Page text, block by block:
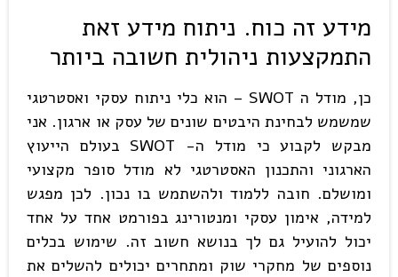
מידע זה כוח. ניתוח מידע זאת
התמקצעות ניהולית חשובה ביותר
כן, מודל ה SWOT – הוא כלי ניתוח עסקי ואסטרטגי
שמשמש לבחינת היבטים שונים של עסק או ארגון. אני
מבקש לקבוע כי מודל ה- SWOT בעולם הייעוץ
הארגוני והתכנון האסטרטגי לא מודל סופר מקצועי
ומושלם. חובה ללמוד ולהשתמש בו נכון. לכן מפגש
למידה, אימון עסקי ומנטורינג בפורמט אחד על אחד
יכול להועיל גם לך בנושא חשוב זה. שימוש בכלים
נוספים של מחקרי שוק ומתחרים יכולים להשלים את